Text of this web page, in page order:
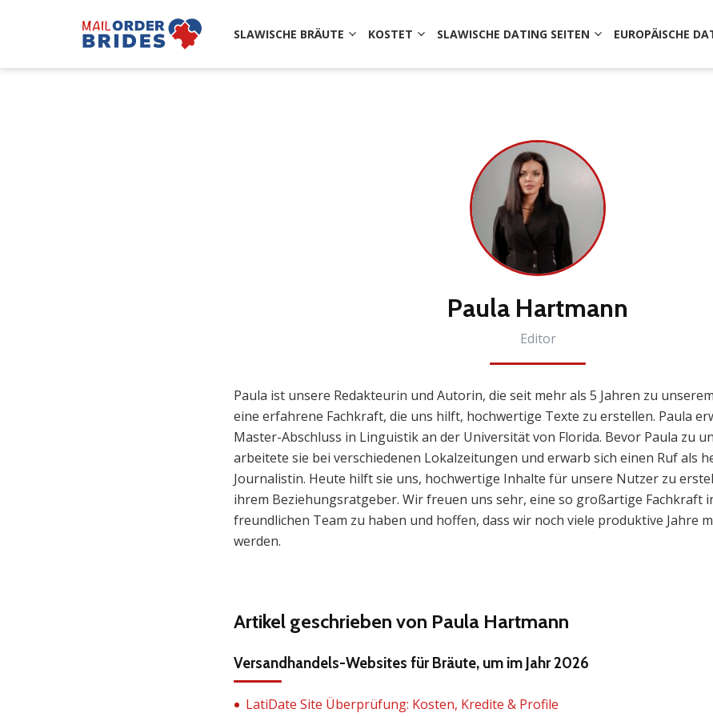
SLAWISCHE BRÄUTE KOSTET SLAWISCHE DATING SEITEN EUROPÄISCHE
Paula Hartmann
Editor
Paula ist unsere Redakteurin und Autorin, die seit mehr als 5 Jahren zu
eine erfahrene Fachkraft, die uns hilft, hochwertige Texte zu erstellen. Paula
Master-Abschluss in Linguistik an der Universität von Florida. Bevor Paula zu
arbeitete sie bei verschiedenen Lokalzeitungen und erwarb sich einen Ruf als
Journalistin. Heute hilft sie uns, hochwertige Inhalte für unsere Nutzer zu
ihrem Beziehungsratgeber. Wir freuen uns sehr, eine so großartige Fachkraft
freundlichen Team zu haben und hoffen, dass wir noch viele produktive Jahre
werden.
Artikel geschrieben von Paula Hartmann
Versandhandels-Websites für Bräute, um im Jahr 2026
LatiDate Site Überprüfung: Kosten, Kredite & Profile